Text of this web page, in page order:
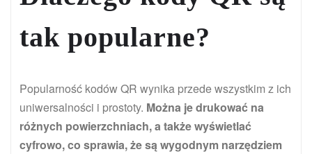
tak popularne?
Popularność kodów QR wynika przede wszystkim z ich
uniwersalności i prostoty. Można je drukować na
różnych powierzchniach, a także wyświetlać
cyfrowo, co sprawia, że są wygodnym narzędziem